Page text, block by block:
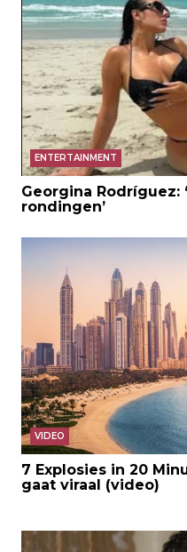
ENTERTAINMENT
Georgina Rodríguez:
rondingen’
VIDEO
7 Explosies in 20
gaat viraal (video)